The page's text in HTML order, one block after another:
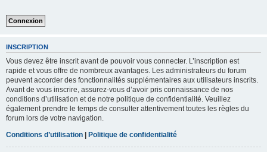
INSCRIPTION
Vous devez être inscrit avant de pouvoir vous connecter. L’inscription est
rapide et vous offre de nombreux avantages. Les administrateurs du forum
peuvent accorder des fonctionnalités supplémentaires aux utilisateurs inscrits.
Avant de vous inscrire, assurez-vous d’avoir pris connaissance de nos
conditions d’utilisation et de notre politique de confidentialité. Veuillez
également prendre le temps de consulter attentivement toutes les règles du
forum lors de votre navigation.
Conditions d’utilisation | Politique de confidentialité